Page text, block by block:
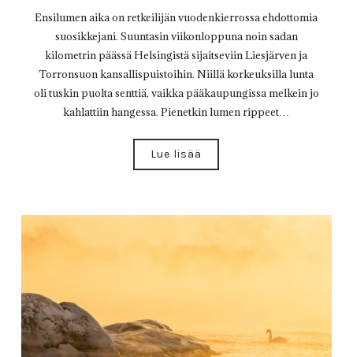
Ensilumen aika on retkeilijän vuodenkierrossa ehdottomia
suosikkejani. Suuntasin viikonloppuna noin sadan
kilometrin päässä Helsingistä sijaitseviin Liesjärven ja
Torronsuon kansallispuistoihin. Niillä korkeuksilla lunta
oli tuskin puolta senttiä, vaikka pääkaupungissa melkein jo
kahlattiin hangessa. Pienetkin lumen rippeet…
Lue lisää